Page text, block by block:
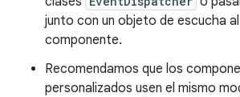
junto con un objeto de escucha
componente.
Recomendamos que los
personalizados usen el mismo